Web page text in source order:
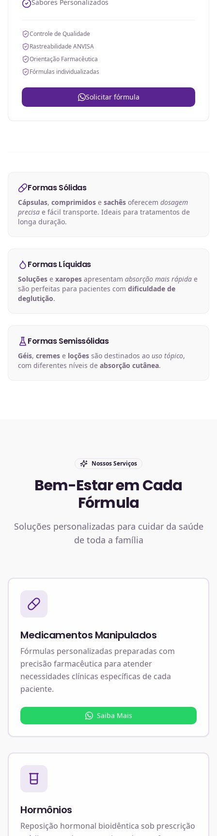
Sabores Personalizados
Controle de Qualidade
Rastreabilidade ANVISA
Orientação Farmacêutica
Fórmulas individualizadas
Solicitar fórmula
Formas Sólidas
Cápsulas, comprimidos e sachês oferecem dosagem
precisa e fácil transporte. Ideais para tratamentos de
longa duração.
Formas Líquidas
Soluções e xaropes apresentam absorção mais rápida e
são perfeitas para pacientes com dificuldade de
deglutição.
Formas Semissólidas
Géis, cremes e loções são destinados ao uso tópico,
com diferentes níveis de absorção cutânea.
Nossos Serviços
Bem-Estar em Cada
Fórmula
Soluções personalizadas para cuidar da saúde
de toda a família
Medicamentos Manipulados
Fórmulas personalizadas preparadas com
precisão farmacêutica para atender
necessidades clínicas específicas de cada
paciente.
Saiba Mais
Hormônios
Reposição hormonal bioidêntica sob prescrição